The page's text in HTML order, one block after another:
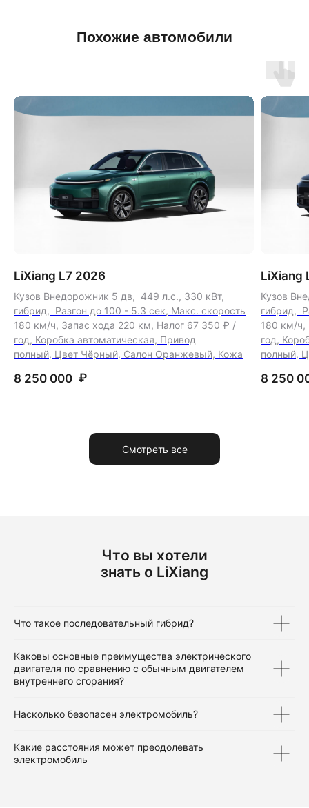
Похожие автомобили
LiXiang L7 2026
Кузов Внедорожник 5 дв, 449 л.с., 330 кВт,
гибрид, Разгон до 100 - 5.3 сек, Макс. скорость
180 км/ч, Запас хода 220 км, Налог 67 350 ₽ /
год, Коробка автоматическая, Привод
полный, Цвет Чёрный, Салон Оранжевый, Кожа
8 250 000 ₽
LiXiang
Кузов
гибрид,
180 км/ч,
год,
полный,
8 250
Смотреть все
Что вы хотели
знать о LiXiang
Что такое последовательный гибрид?
Каковы основные преимущества электрического
двигателя по сравнению с обычным двигателем
внутреннего сгорания?
Насколько безопасен электромобиль?
Какие расстояния может преодолевать
электромобиль